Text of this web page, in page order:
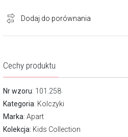
Dodaj do porównania
Cechy produktu
Nr wzoru: 101.258
Kategoria: Kolczyki
Marka: Apart
Kolekcja: Kids Collection